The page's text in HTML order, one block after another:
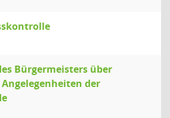
Bürgermeisters über
der